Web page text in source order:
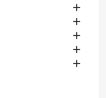




